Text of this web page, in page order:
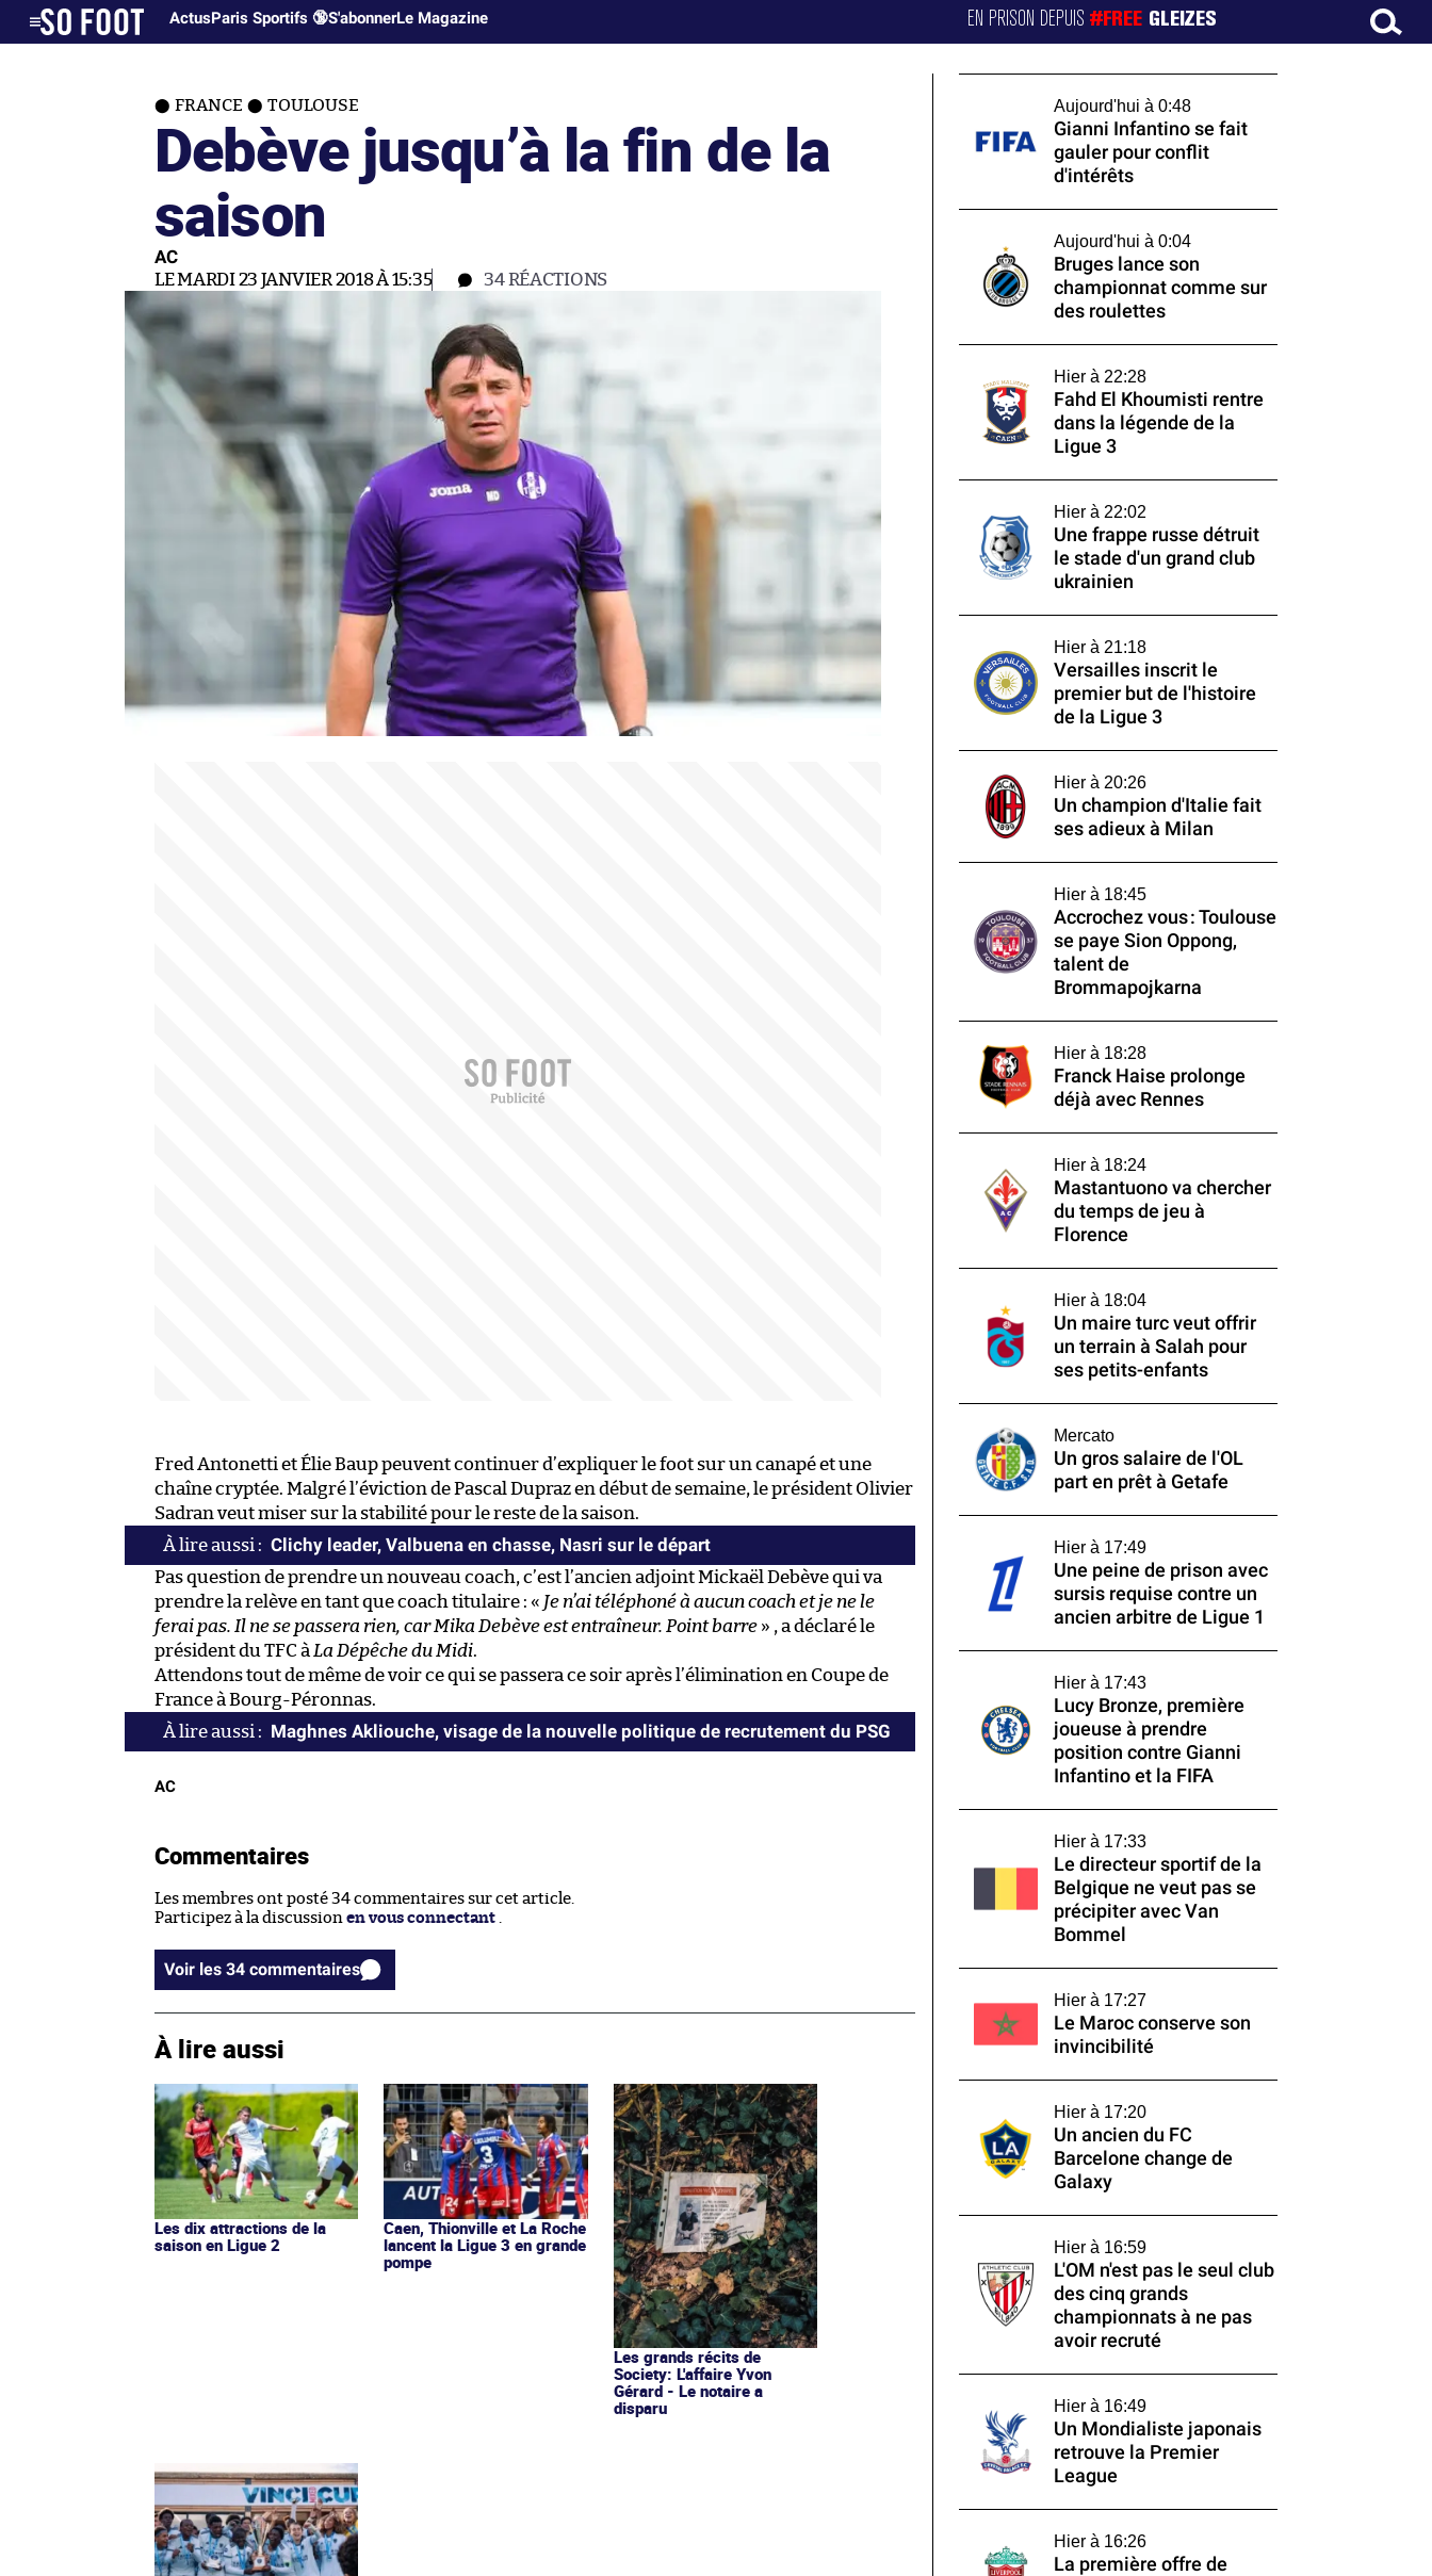
ActusParis Sportifs 🔞S'abonnerLe Magazine EN PRISON DEPUIS#FREE GLEIZES
FRANCE TOULOUSE
Debève jusqu’à la fin de la
saison
AC
LE MARDI 23 JANVIER 2018 À 15:35 34RÉACTIONS
Fred Antonetti et Élie Baup peuvent continuer d’expliquer le foot sur un canapé et une
chaîne cryptée. Malgré l’éviction de Pascal Dupraz en début de semaine, le président Olivier
Sadran veut miser sur la stabilité pour le reste de la saison.
Clichy leader, Valbuena en chasse, Nasri sur le départ
Pas question de prendre un nouveau coach, c’est l’ancien adjoint Mickaël Debève qui va
prendre la relève en tant que coach titulaire : « Je n’ai téléphoné à aucun coach et je ne le
ferai pas. Il ne se passera rien, car Mika Debève est entraîneur. Point barre » , a déclaré le
président du TFC à La Dépêche du Midi.
Attendons tout de même de voir ce qui se passera ce soir après l’élimination en Coupe de
France à Bourg-Péronnas.
Maghnes Akliouche, visage de la nouvelle politique de recrutement du PSG
AC
Commentaires
Les membres ont posté 34 commentaires sur cet article.
Participez à la discussion en vous connectant .
Voir les 34 commentaires
À lire aussi
Les dix attractions de la
saison en Ligue 2
Caen, Thionville et La Roche
lancent la Ligue 3 en grande
pompe
Les grands récits de
Society: L'affaire Yvon
Gérard - Le notaire a
disparu
Aujourd'hui à 0:48
Gianni Infantino se fait
gauler pour conflit
d'intérêts
Aujourd'hui à 0:04
Bruges lance son
championnat comme sur
des roulettes
Hier à 22:28
Fahd El Khoumisti rentre
dans la légende de la
Ligue 3
Hier à 22:02
Une frappe russe détruit
le stade d'un grand club
ukrainien
Hier à 21:18
Versailles inscrit le
premier but de l'histoire
de la Ligue 3
Hier à 20:26
Un champion d'Italie fait
ses adieux à Milan
Hier à 18:45
Accrochez vous : Toulouse
se paye Sion Oppong,
talent de
Brommapojkarna
Hier à 18:28
Franck Haise prolonge
déjà avec Rennes
Hier à 18:24
Mastantuono va chercher
du temps de jeu à
Florence
Hier à 18:04
Un maire turc veut offrir
un terrain à Salah pour
ses petits-enfants
Mercato
Un gros salaire de l'OL
part en prêt à Getafe
Hier à 17:49
Une peine de prison avec
sursis requise contre un
ancien arbitre de Ligue 1
Hier à 17:43
Lucy Bronze, première
joueuse à prendre
position contre Gianni
Infantino et la FIFA
Hier à 17:33
Le directeur sportif de la
Belgique ne veut pas se
précipiter avec Van
Bommel
Hier à 17:27
Le Maroc conserve son
invincibilité
Hier à 17:20
Un ancien du FC
Barcelone change de
Galaxy
Hier à 16:59
L'OM n'est pas le seul club
des cinq grands
championnats à ne pas
avoir recruté
Hier à 16:49
Un Mondialiste japonais
retrouve la Premier
League
Hier à 16:26
La première offre de